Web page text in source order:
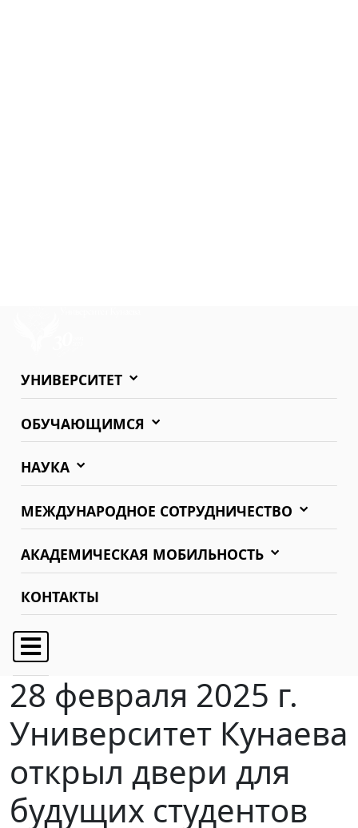
УНИВЕРСИТЕТ
ОБУЧАЮЩИМСЯ
НАУКА
МЕЖДУНАРОДНОЕ СОТРУДНИЧЕСТВО
АКАДЕМИЧЕСКАЯ МОБИЛЬНОСТЬ
КОНТАКТЫ
28 февраля 2025 г.
Университет Кунаева
открыл двери для
будущих студентов